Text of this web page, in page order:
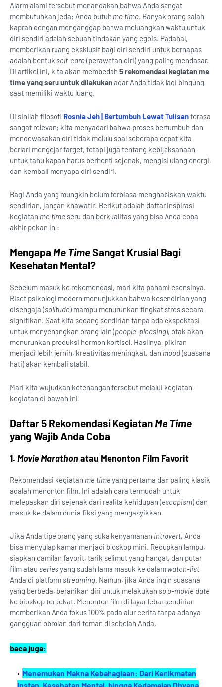
Alarm alami tersebut menandakan bahwa Anda sangat
membutuhkan jeda; Anda butuh me time. Banyak orang salah
kaprah dengan menganggap bahwa meluangkan waktu untuk
diri sendiri adalah sebuah tindakan yang egois. Padahal,
memberikan ruang eksklusif bagi diri sendiri untuk bernapas
adalah bentuk self-care (perawatan diri) yang paling mendasar.
Di artikel ini, kita akan membedah 5 rekomendasi kegiatan me
time yang seru untuk dilakukanagar Anda tidak lagi bingung
saat memiliki waktu luang.
Di sinilah filosofi Rosnia Jeh | Bertumbuh Lewat Tulisanterasa
sangat relevan; kita menyadari bahwa proses bertumbuh dan
mendewasakan diri tidak melulu soal seberapa cepat kita
berlari mengejar target, tetapi juga tentang kebijaksanaan
untuk tahu kapan harus berhenti sejenak, mengisi ulang energi,
dan kembali menyapa diri sendiri.
Bagi Anda yang mungkin belum terbiasa menghabiskan waktu
sendirian, jangan khawatir! Berikut adalah daftar inspirasi
kegiatan me time seru dan berkualitas yang bisa Anda coba
akhir pekan ini:
Mengapa Me TimeSangat Krusial Bagi
Kesehatan Mental?
Sebelum masuk ke rekomendasi, mari kita pahami esensinya.
Riset psikologi modern menunjukkan bahwa kesendirian yang
disengaja (solitude) mampu menurunkan tingkat stres secara
signifikan. Saat kita sedang sendirian tanpa ada ekspektasi
untuk menyenangkan orang lain (people-pleasing), otak akan
menurunkan produksi hormon kortisol. Hasilnya, pikiran
menjadi lebih jernih, kreativitas meningkat, dan mood(suasana
hati) akan kembali stabil.
Mari kita wujudkan ketenangan tersebut melalui kegiatan-
kegiatan di bawah ini!
Daftar 5 Rekomendasi Kegiatan Me Time
yang Wajib Anda Coba
1. Movie Marathon atau Menonton Film Favorit
Rekomendasi kegiatan me time yang pertama dan paling klasik
adalah menonton film. Ini adalah cara termudah untuk
melepaskan diri sejenak dari realita kehidupan (escapism) dan
masuk ke dalam dunia fiksi yang mengasyikkan.
Jika Anda tipe orang yang suka kenyamanan introvert, Anda
bisa menyulap kamar menjadi bioskop mini. Redupkan lampu,
siapkan camilan favorit, tarik selimut yang hangat, dan putar
film atau seriesyang sudah lama masuk ke dalam watch-list
Anda di platformstreaming. Namun, jika Anda ingin suasana
yang berbeda, beranikan diri untuk melakukan solo-movie date
ke bioskop terdekat. Menonton film di layar lebar sendirian
memberikan Anda fokus 100% pada alur cerita tanpa adanya
gangguan obrolan dari teman di sebelah Anda.
baca juga:
Menemukan Makna Kebahagiaan: Dari Kenikmatan
Instan, Kesehatan Mental, hingga Kedamaian Dhyana